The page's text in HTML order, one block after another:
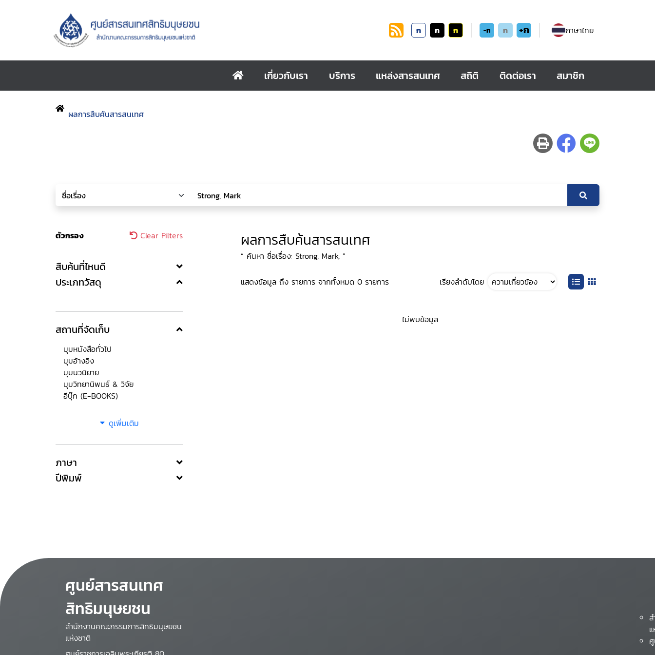
ก ก ก -ก ก +ก ภาษาไทย
เกี่ยวกับเรา บริการ แหล่งสารสนเทศ สถิติ ติดต่อเรา สมาชิก
ผลการสืบค้นสารสนเทศ
ตัวกรอง Clear Filters
สืบค้นที่ไหนดี
ประเภทวัสดุ
สถานที่จัดเก็บ
มุมหนังสือทั่วไป
มุมอ้างอิง
มุมนวนิยาย
มุมวิทยานิพนธ์ & วิจัย
อีบุ๊ก (E-BOOKS)
ดูเพิ่มเติม
ภาษา
ปีพิมพ์
ผลการสืบค้นสารสนเทศ
“ ค้นหา ชื่อเรื่อง: Strong, Mark, ”
แสดงข้อมูล ถึง รายการ จากทั้งหมด 0 รายการ เรียงลำดับโดย
ไม่พบข้อมูล
ศูนย์สารสนเทศ
สิทธิมนุษยชน
สำนักงานคณะกรรมการสิทธิมนุษยชน
แห่งชาติ